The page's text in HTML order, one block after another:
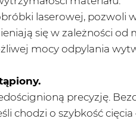
laserowej, pozwoli
się w zależności od
mocy odpylania
precyzję.
chodzi o szybkość